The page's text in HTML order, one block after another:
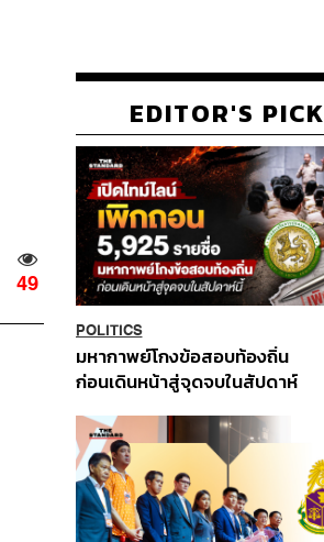
49
EDITOR'S PICK
POLITICS
มหากาพย์โกงข้อสอบท้องถิ่น
ก่อนเดินหน้าสู่จุดจบในสัปดาห์